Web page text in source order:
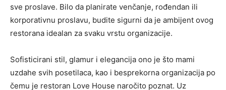
sve proslave. Bilo da planirate venčanje, rođendan ili
korporativnu proslavu, budite sigurni da je ambijent ovog
restorana idealan za svaku vrstu organizacije.
Sofisticirani stil, glamur i elegancija ono je što mami
uzdahe svih posetilaca, kao i besprekorna organizacija po
čemu je restoran Love House naročito poznat. Uz